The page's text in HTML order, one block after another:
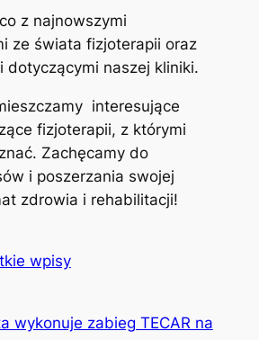
z najnowszymi
ze świata fizjoterapii oraz
dotyczącymi naszej kliniki.
interesujące
fizjoterapii, z którymi
Zachęcamy do
i poszerzania swojej
zdrowia i rehabilitacji!
wpisy